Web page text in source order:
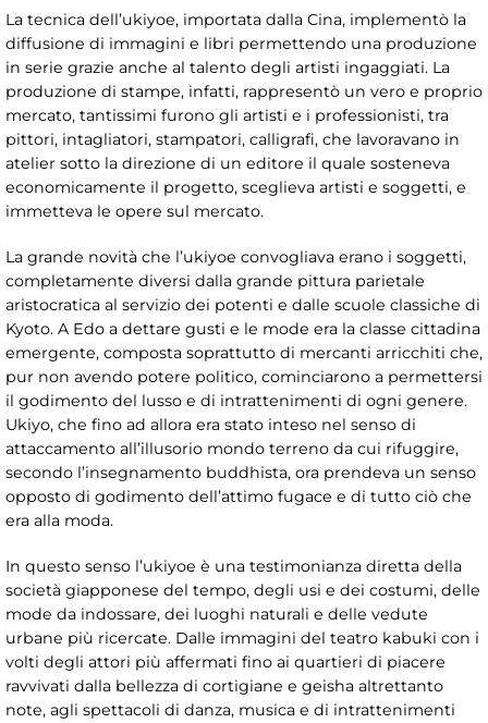
La tecnica dell’ukiyoe, importata dalla Cina, implementò la
diffusione di immagini e libri permettendo una produzione
in serie grazie anche al talento degli artisti ingaggiati. La
produzione di stampe, infatti, rappresentò un vero e proprio
mercato, tantissimi furono gli artisti e i professionisti, tra
pittori, intagliatori, stampatori, calligrafi, che lavoravano in
atelier sotto la direzione di un editore il quale sosteneva
economicamente il progetto, sceglieva artisti e soggetti, e
immetteva le opere sul mercato.
La grande novità che l’ukiyoe convogliava erano i soggetti,
completamente diversi dalla grande pittura parietale
aristocratica al servizio dei potenti e dalle scuole classiche di
Kyoto. A Edo a dettare gusti e le mode era la classe cittadina
emergente, composta soprattutto di mercanti arricchiti che,
pur non avendo potere politico, cominciarono a permettersi
il godimento del lusso e di intrattenimenti di ogni genere.
Ukiyo, che fino ad allora era stato inteso nel senso di
attaccamento all’illusorio mondo terreno da cui rifuggire,
secondo l’insegnamento buddhista, ora prendeva un senso
opposto di godimento dell’attimo fugace e di tutto ciò che
era alla moda.
In questo senso l’ukiyoe è una testimonianza diretta della
società giapponese del tempo, degli usi e dei costumi, delle
mode da indossare, dei luoghi naturali e delle vedute
urbane più ricercate. Dalle immagini del teatro kabuki con i
volti degli attori più affermati fino ai quartieri di piacere
ravvivati dalla bellezza di cortigiane e geisha altrettanto
note, agli spettacoli di danza, musica e di intrattenimenti